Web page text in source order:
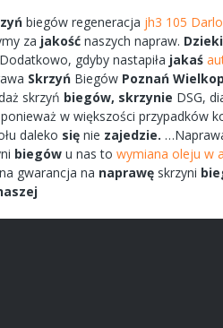
biegów regeneracja jh3 105
za jakość naszych napraw. Dzieki
Dodatkowo, gdyby nastapiła jakaś
Skrzyń Biegów Poznań
skrzyń biegów, skrzynie DSG,
ponieważ w większości przypadków
daleko się nie zajedzie.
biegów u nas to wymiana oleju w
gwarancja na naprawę skrzyni